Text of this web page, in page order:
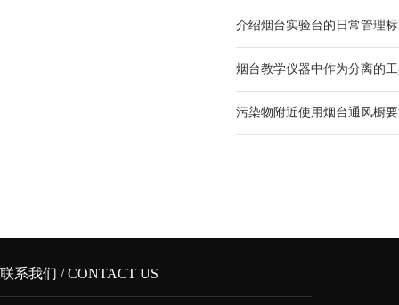
介绍烟台实验台的日常管理
烟台教学仪器中作为分离的
污染物附近使用烟台通风橱
联系我们 / CONTACT US